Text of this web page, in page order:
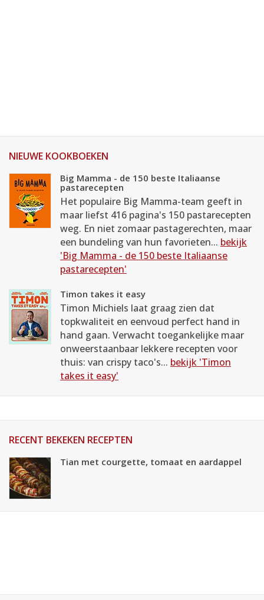
NIEUWE KOOKBOEKEN
Big Mamma - de 150 beste Italiaanse
pastarecepten
Het populaire Big Mamma-team geeft in
maar liefst 416 pagina's 150 pastarecepten
weg. En niet zomaar pastagerechten, maar
een bundeling van hun favorieten... bekijk
'Big Mamma - de 150 beste Italiaanse
pastarecepten'
Timon takes it easy
Timon Michiels laat graag zien dat
topkwaliteit en eenvoud perfect hand in
hand gaan. Verwacht toegankelijke maar
onweerstaanbaar lekkere recepten voor
thuis: van crispy taco's... bekijk 'Timon
takes it easy'
RECENT BEKEKEN RECEPTEN
Tian met courgette, tomaat en aardappel